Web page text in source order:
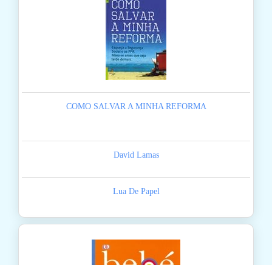
COMO SALVAR A MINHA REFORMA
David Lamas
Lua De Papel